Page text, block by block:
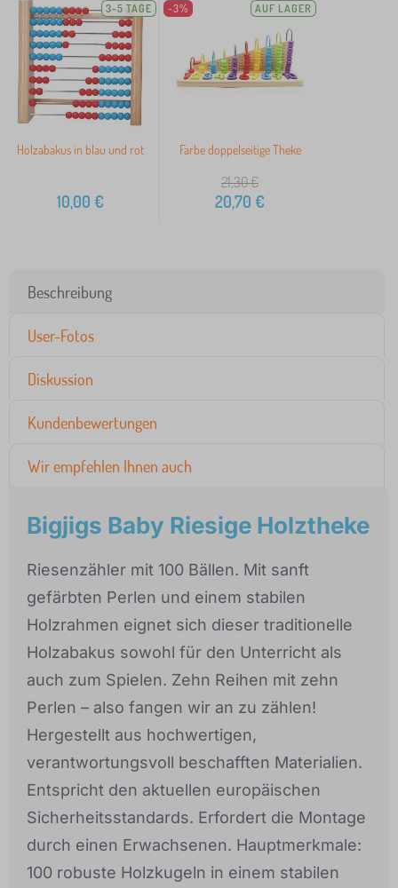
3-5 TAGE
Holzabakus in blau und rot
10,00 €
-3% AUF LAGER
Farbe doppelseitige Theke
21,30€
20,70 €
Beschreibung
User-Fotos
Diskussion
Kundenbewertungen
Wir empfehlen Ihnen auch
Bigjigs Baby Riesige Holztheke
Riesenzähler mit 100 Bällen. Mit sanft
gefärbten Perlen und einem stabilen
Holzrahmen eignet sich dieser traditionelle
Holzabakus sowohl für den Unterricht als
auch zum Spielen. Zehn Reihen mit zehn
Perlen – also fangen wir an zu zählen!
Hergestellt aus hochwertigen,
verantwortungsvoll beschafften Materialien.
Entspricht den aktuellen europäischen
Sicherheitsstandards. Erfordert die Montage
durch einen Erwachsenen. Hauptmerkmale:
100 robuste Holzkugeln in einem stabilen